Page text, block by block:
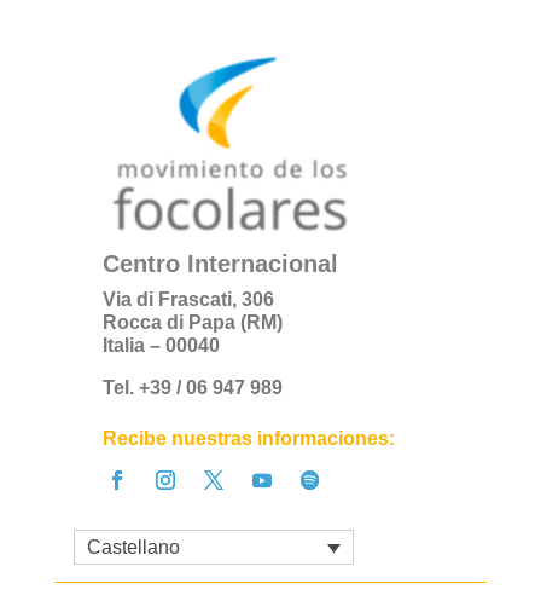
Centro Internacional
Via di Frascati, 306
Rocca di Papa (RM)
Italia – 00040
Tel. +39 / 06 947 989
Recibe nuestras informaciones:
Castellano